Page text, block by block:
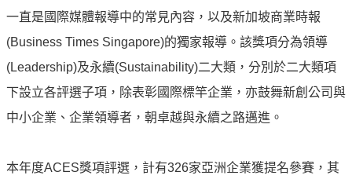
油
綠
色
守
護
友
油
一直是國際媒體報導中的常見內容，以及新加坡商業時報
(Business Times Singapore)的獨家報導。該獎項分為領導
(Leadership)及永續(Sustainability)二大類，分別於二大類項
下設立各評選子項，除表彰國際標竿企業，亦鼓舞新創公司與
中小企業、企業領導者，朝卓越與永續之路邁進。
本年度ACES獎項評選，計有326家亞洲企業獲提名參賽，其